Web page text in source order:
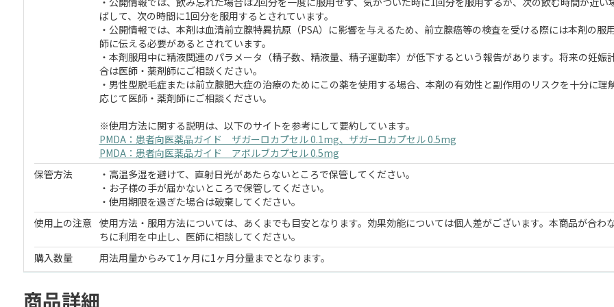
ばして、次の時間に1回分を服用するとされています。
・公開情報では、本剤は血清前立腺特異抗原（PSA）に影響を与えるため、前立腺癌等の検査を受ける際には本剤の服
師に伝える必要があるとされています。
・本剤服用中に精液関連のパラメータ（精子数、精液量、精子運動率）が低下するという報告があります。将来の妊娠
合は医師・薬剤師にご相談ください。
・男性型脱毛症または前立腺肥大症の治療のためにこの薬を使用する場合、本剤の有効性と副作用のリスクを十分に理
応じて医師・薬剤師にご相談ください。
※使用方法に関する説明は、以下のサイトを参考にして要約しています。
PMDA：患者向医薬品ガイド ザガーロカプセル 0.1mg、ザガーロカプセル 0.5mg
PMDA：患者向医薬品ガイド アボルブカプセル 0.5mg
保管方法
・高温多湿を避けて、直射日光があたらないところで保管してください。
・お子様の手が届かないところで保管してください。
・使用期限を過ぎた場合は破棄してください。
使用上の注意 使用方法・服用方法については、あくまでも目安となります。効果効能については個人差がございます。本商品が合わ
ちに利用を中止し、医師に相談してください。
購入数量
用法用量からみて1ヶ月に1ヶ月分量までとなります。
商品詳細